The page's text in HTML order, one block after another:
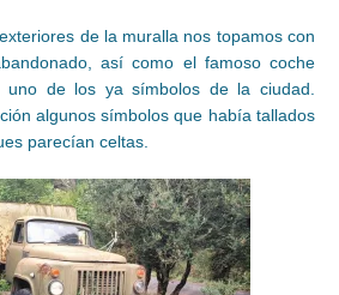
de la muralla nos topamos con
así como el famoso coche
uno de los ya símbolos de la ciudad.
algunos símbolos que había tallados
parecían celtas.